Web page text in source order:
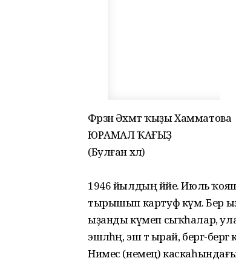
Фәрзәнә Әхмәт ҡыҙы Хамматова
ЮРАМАЛ ҠАҒЫҘ
(Булған хәл)
1946 йылдың йәйе. Июль
тырышып картуф күмә. Бер
ыҙанды күмеп сыҡһалар,
эшләһәң, эш тә ырай, бергә-бергә
Нимес (немец)